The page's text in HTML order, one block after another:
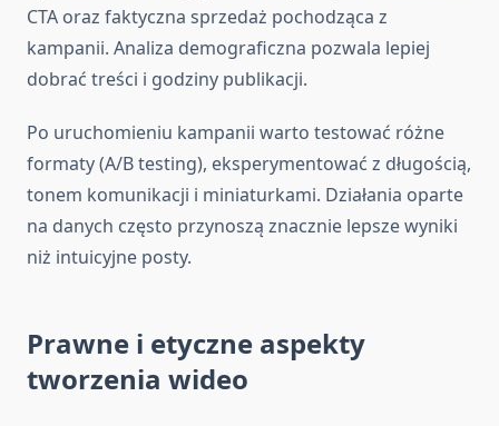
CTA oraz faktyczna sprzedaż pochodząca z
kampanii. Analiza demograficzna pozwala lepiej
dobrać treści i godziny publikacji.
Po uruchomieniu kampanii warto testować różne
formaty (A/B testing), eksperymentować z długością,
tonem komunikacji i miniaturkami. Działania oparte
na danych często przynoszą znacznie lepsze wyniki
niż intuicyjne posty.
Prawne i etyczne aspekty
tworzenia wideo